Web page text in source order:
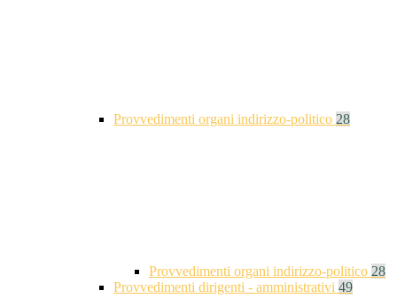
Provvedimenti organi indirizzo-politico 28
Provvedimenti organi indirizzo-politico 28
Provvedimenti dirigenti - amministrativi 49